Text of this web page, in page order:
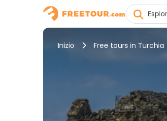
Inizio Free tours in Turchia